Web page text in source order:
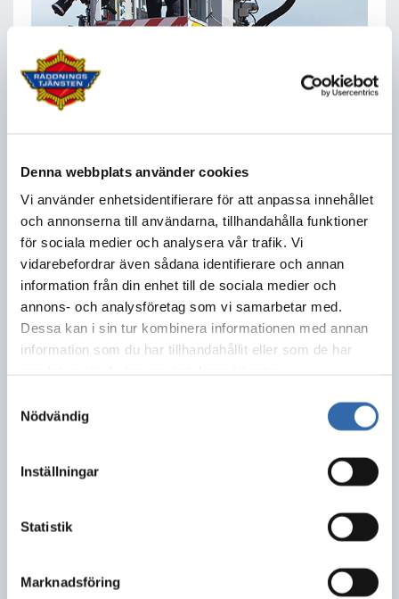
Denna webbplats använder cookies
Vi använder enhetsidentifierare för att anpassa innehållet
och annonserna till användarna, tillhandahålla funktioner
för sociala medier och analysera vår trafik. Vi
vidarebefordrar även sådana identifierare och annan
information från din enhet till de sociala medier och
annons- och analysföretag som vi samarbetar med.
Dessa kan i sin tur kombinera informationen med annan
information som du har tillhandahållit eller som de har
Nödvändig
Inställningar
Statistik
Marknadsföring
Årsredovisning 2018
2019-04-04
2018 som PDF.
Läs mer